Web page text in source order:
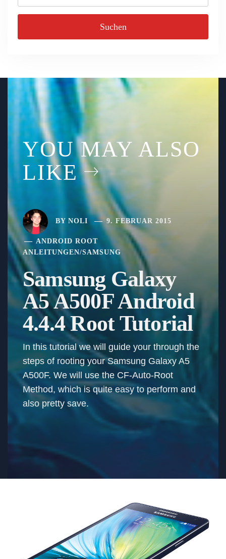
YOU MAY ALSO
LIKE
BY NOLI 9. FEBRUAR 2015
ANDROID ROOT
ANLEITUNGEN/SAMSUNG
Samsung Galaxy
A5 A500F Android
4.4.4 Root Tutorial
In this tutorial we will guide your through the
steps of rooting your Samsung Galaxy A5
A500F. We will use the CF-Auto-Root
Method, which is quite easy to perform and
also pretty save.